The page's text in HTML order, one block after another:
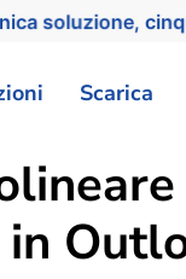
soluzione,
Scarica